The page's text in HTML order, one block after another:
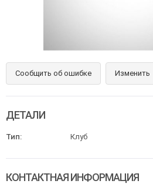
Сообщить об ошибке Изменить
ДЕТАЛИ
Тип: Клуб
КОНТАКТНАЯ ИНФОРМАЦИЯ